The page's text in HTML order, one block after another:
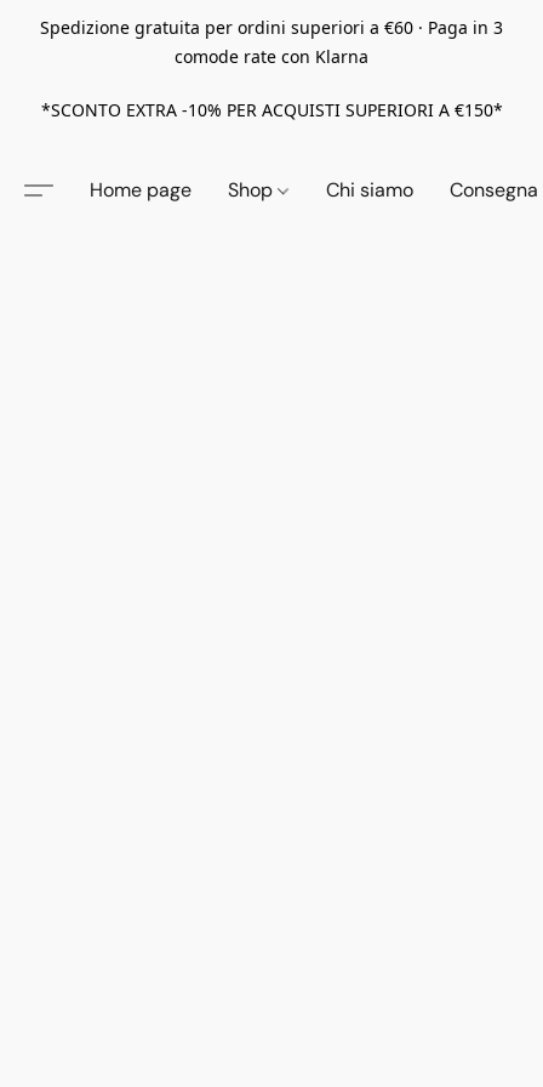
Spedizione gratuita per ordini superiori a €60 · Paga in 3
comode rate con Klarna
*SCONTO EXTRA -10% PER ACQUISTI SUPERIORI A €150*
Home page Shop Chi siamo Consegna